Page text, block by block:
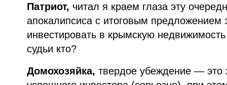
Патриот, читал я краем глаза эту
апокалипсиса с итоговым предложением
инвестировать в крымскую
судьи кто?
Домохозяйка, твердое убеждение — это